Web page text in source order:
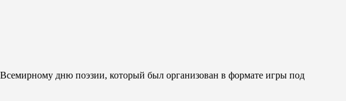
дню поэзии, который был организован в формате игры под